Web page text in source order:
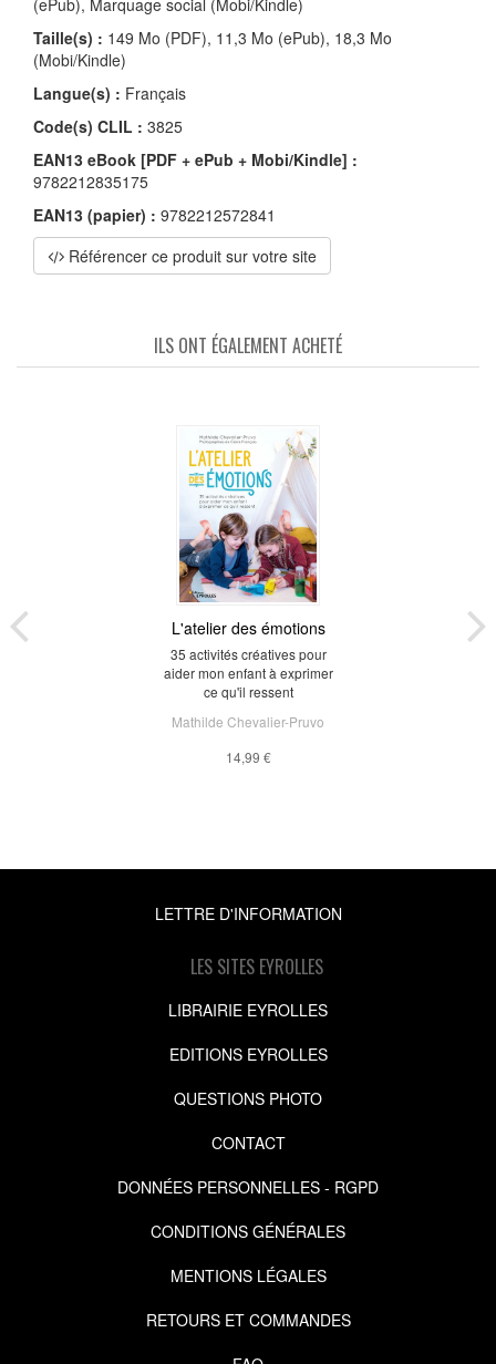
(ePub), Marquage social (Mobi/Kindle)
Taille(s) : 149 Mo (PDF), 11,3 Mo (ePub), 18,3 Mo
(Mobi/Kindle)
Langue(s) : Français
Code(s) CLIL : 3825
EAN13 eBook [PDF + ePub + Mobi/Kindle] :
9782212835175
EAN13 (papier) : 9782212572841
Référencer ce produit sur votre site
ILS ONT ÉGALEMENT ACHETÉ
L'atelier des émotions
35 activités créatives pour
aider mon enfant à exprimer
ce qu'il ressent
Mathilde Chevalier-Pruvo
14,99 €
LETTRE D'INFORMATION
LES SITES EYROLLES
LIBRAIRIE EYROLLES
EDITIONS EYROLLES
QUESTIONS PHOTO
CONTACT
DONNÉES PERSONNELLES - RGPD
CONDITIONS GÉNÉRALES
MENTIONS LÉGALES
RETOURS ET COMMANDES